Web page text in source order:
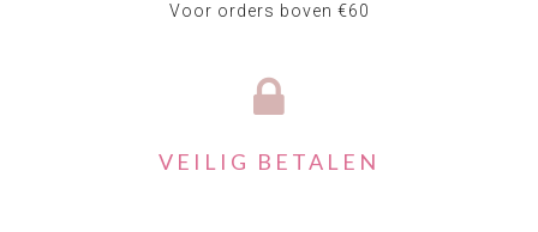
Voor orders boven €60
VEILIG BETALEN